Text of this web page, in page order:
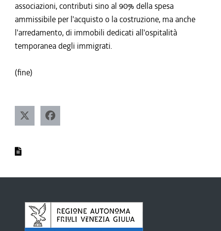
associazioni, contributi sino al 90% della spesa
ammissibile per l'acquisto o la costruzione, ma anche
l'arredamento, di immobili dedicati all'ospitalità
temporanea degli immigrati.
(fine)